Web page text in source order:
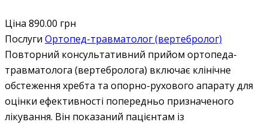
Ціна 890.00 грн
Послуги Ортопед-травматолог (вертебролог)
Повторний консультативний прийом ортопеда-
травматолога (вертебролога) включає клінічне
обстеження хребта та опорно-рухового апарату для
оцінки ефективності попередньо призначеного
лікування. Він показаний пацієнтам із